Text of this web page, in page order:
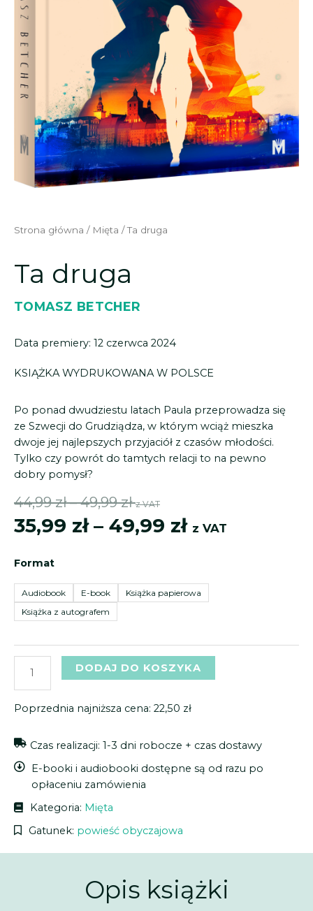
Strona główna / Mięta / Ta druga
Ta druga
TOMASZ BETCHER
Data premiery: 12 czerwca 2024
KSIĄŻKAWYDRUKOWANAW POLSCE
Po ponad dwudziestu latach Paula przeprowadza się
ze Szwecji do Grudziądza, w którym wciąż mieszka
dwoje jej najlepszych przyjaciół z czasów młodości.
Tylko czy powrót do tamtych relacji to na pewno
dobry pomysł?
44,99zł – 49,99złZakres
cen:
od
do
49,99 zł
z VAT
35,99 zł – 49,99 złcen:
do
49,99 zł
z VAT
Format
Audiobook E-book
Książka papierowa
Książka z autografem
druga
DODAJ DO KOSZYKA
Poprzednia najniższa cena: 22,50 zł
Czas realizacji: 1-3 dni robocze + czas dostawy
E-booki i audiobooki dostępne są od razu po
opłaceniu zamówienia
Kategoria: Mięta
Gatunek: powieść obyczajowa
Opis książki